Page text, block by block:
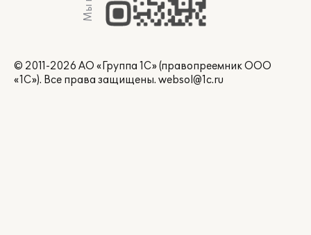
© 2011-2026 АО «Группа 1С» (правопреемник ООО
«1С»). Все права защищены. websol@1c.ru